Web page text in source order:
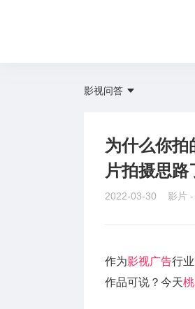
影视问答
为什么你拍
片拍摄思路
2022-03-30 影片 -
作为影视广告行
作品可说？今天